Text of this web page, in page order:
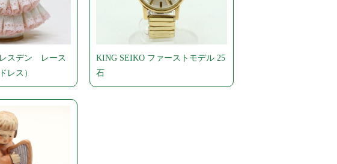
スデン レース
レス）
KING SEIKO ファーストモデル 25
石